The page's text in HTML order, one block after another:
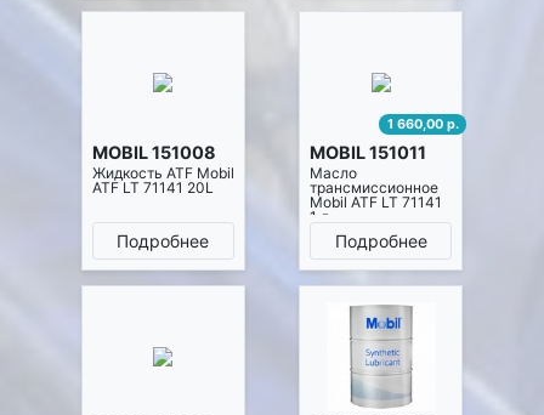
MOBIL 151008
Жидкость ATF Mobil
ATF LT 71141 20L
Подробнее
1 660,00 р.
MOBIL 151011
Масло
трансмиссионное
Mobil ATF LT 71141
1 л
Подробнее